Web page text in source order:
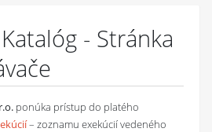
- Stránka
ponúka prístup do platého
– zoznamu exekúcií vedeného